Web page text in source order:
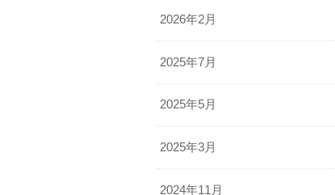
2026年2月
2025年7月
2025年5月
2025年3月
2024年11月